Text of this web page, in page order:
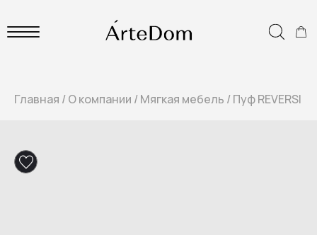
Главная /О компании /Мягкая мебель /Пуф REVERSI